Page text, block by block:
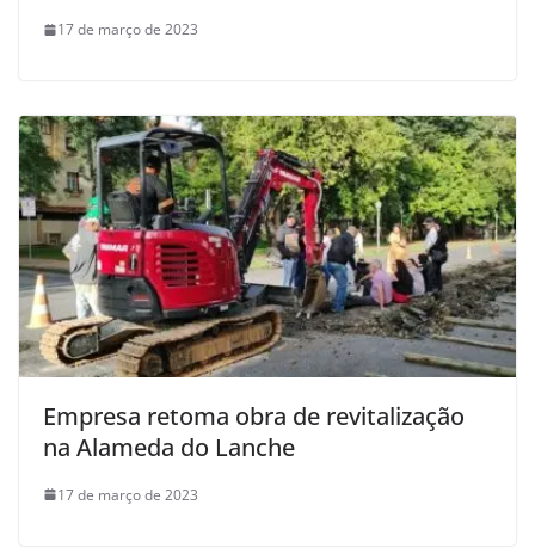
17 de março de 2023
Empresa retoma obra de revitalização
na Alameda do Lanche
17 de março de 2023